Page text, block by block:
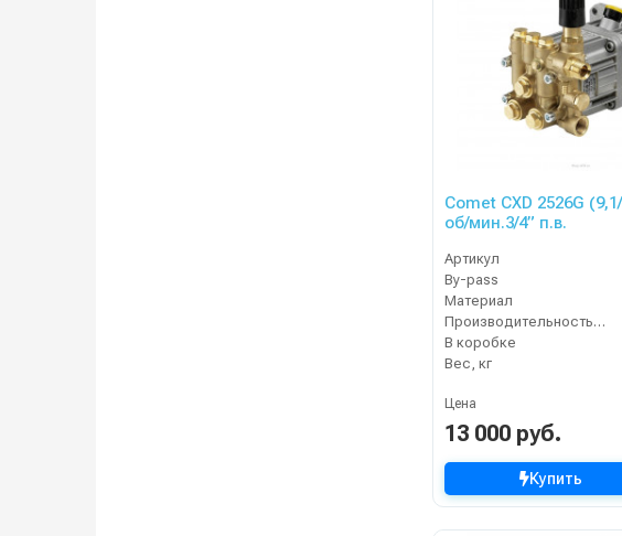
Comet CXD 2526G
об/мин.3/4” п.в.
Артикул
By-pass
Материал
Производительность (л/мин)
В коробке
Вес, кг
Цена
13 000 руб.
Купить